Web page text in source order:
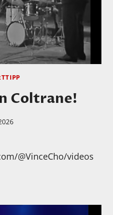
Coltrane!
@VinceCho/videos